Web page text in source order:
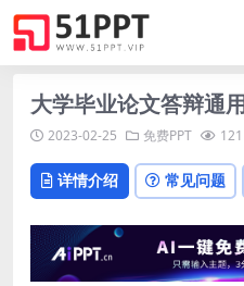
大学毕业论文答辩通
2023-02-25 免费PPT 121
详情介绍 常见问题